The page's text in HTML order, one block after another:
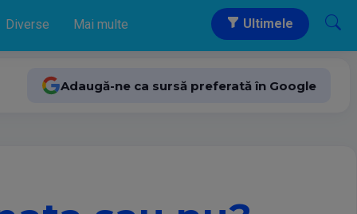
Diverse Mai multe Ultimele
Adaugă-ne ca sursă preferată în Google